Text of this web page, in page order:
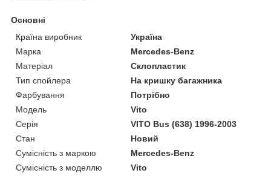
Основні
Країна виробник
Україна
Марка
Mercedes-Benz
Матеріал
Склопластик
Тип спойлера
На кришку багажника
Фарбування
Потрібно
Модель
Vito
Серія
VITO Bus (638) 1996-2003
Стан
Новий
Сумісність з маркою
Mercedes-Benz
Сумісність з моделлю
Vito